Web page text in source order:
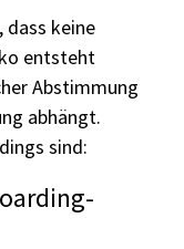
dass keine
entsteht
Abstimmung
abhängt.
sind: